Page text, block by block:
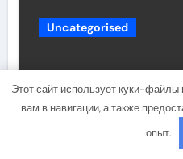
Uncategorised
Этот сайт использует куки-файлы
вам в навигации, а также
опыт.